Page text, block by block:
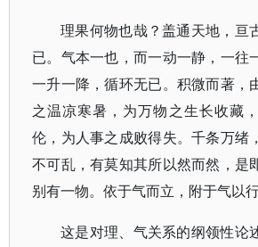
理果何物也哉？盖通天地，亘
已。气本一也，而一动一静，一往
一升一降，循环无已。积微而著，
之温凉寒暑，为万物之生长收藏
伦，为人事之成败得失。千条万绪
不可乱，有莫知其所以然而然，是
别有一物。依于气而立，附于气以
这是对理、气关系的纲领性论